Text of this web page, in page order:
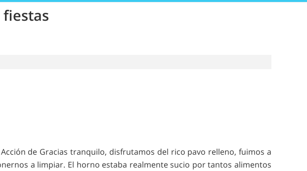
de Gracias tranquilo, disfrutamos del rico pavo relleno, fuimos a
a limpiar. El horno estaba realmente sucio por tantos alimentos